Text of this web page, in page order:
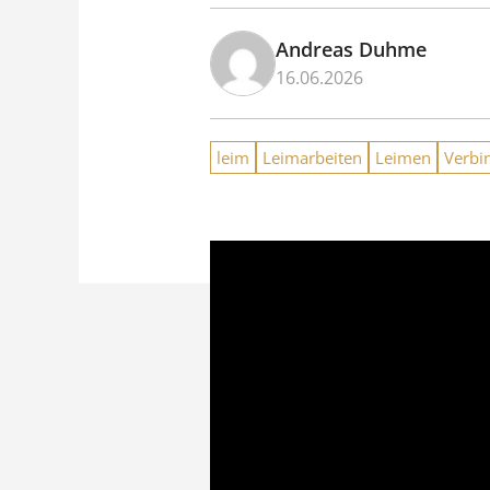
Andreas Duhme
16.06.2026
leim Leimarbeiten Leimen